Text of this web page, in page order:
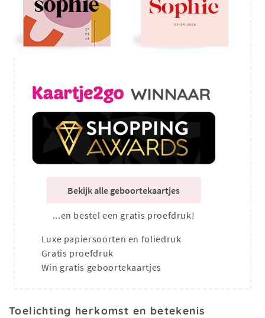
Bekijk alle geboortekaartjes
...en bestel een gratis proefdruk!
Luxe papiersoorten en foliedruk
Gratis proefdruk
Win gratis geboortekaartjes
Toelichting herkomst en betekenis